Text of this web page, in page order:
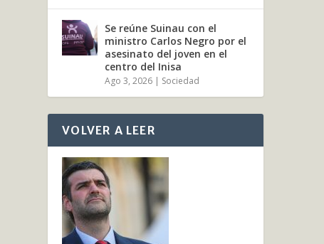
Se reúne Suinau con el
ministro Carlos Negro por el
asesinato del joven en el
centro del Inisa
Ago 3, 2026 | Sociedad
VOLVER A LEER